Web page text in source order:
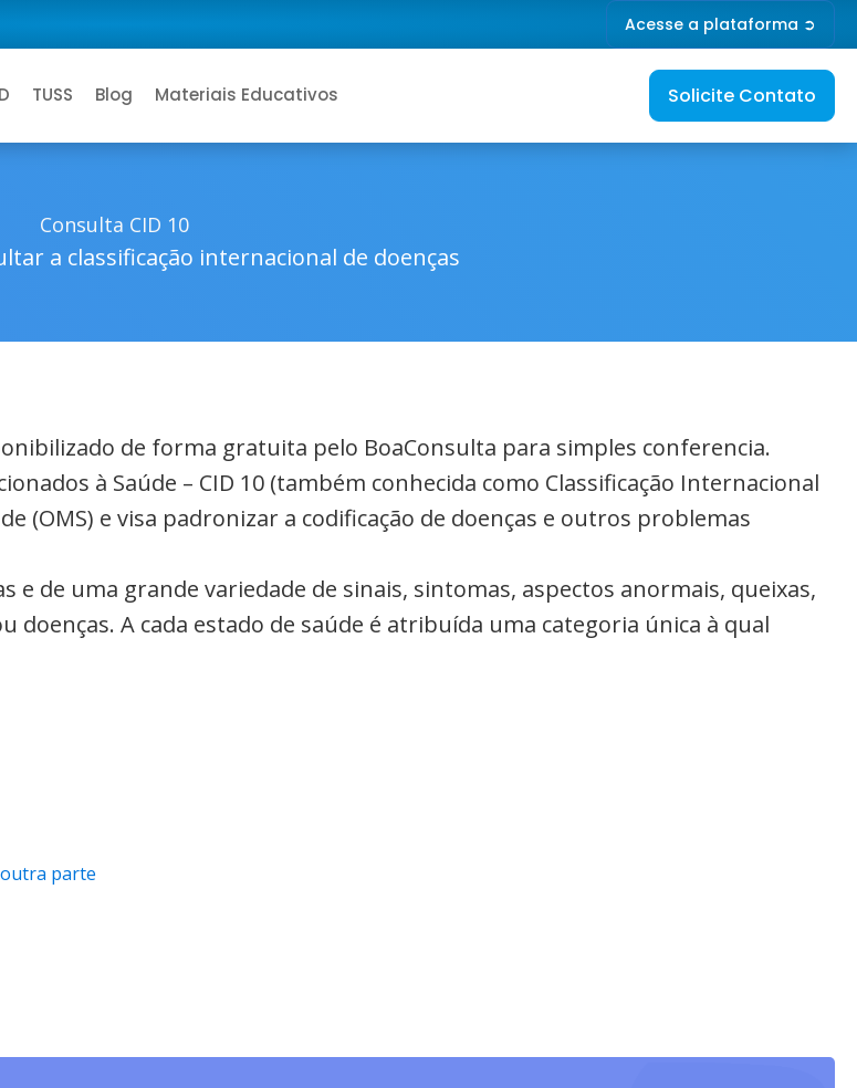
Acesse a plataforma ➲
TUSS Blog Materiais Educativos Solicite Contato
Consulta CID 10
a classificação internacional de doenças
de forma gratuita pelo BoaConsulta para simples conferencia.
à Saúde – CID 10 (também conhecida como Classificação Internacional
(OMS) e visa padronizar a codificação de doenças e outros problemas
e de uma grande variedade de sinais, sintomas, aspectos anormais, queixas,
A cada estado de saúde é atribuída uma categoria única à qual
parte